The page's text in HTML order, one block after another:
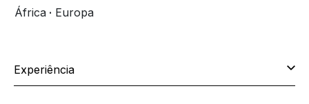
África
Europa
Experiência